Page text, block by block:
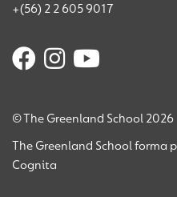
+(56) 2 2 605 9017
© The Greenland School 2026
The Greenland School
Cognita